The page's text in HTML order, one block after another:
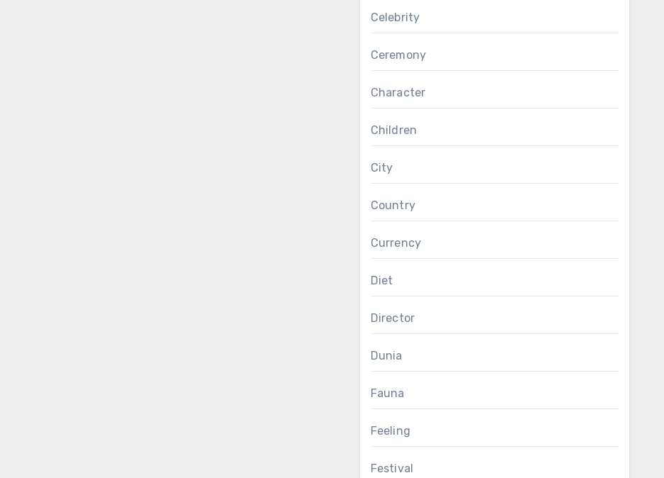
Celebrity
Ceremony
Character
Children
City
Country
Currency
Diet
Director
Dunia
Fauna
Feeling
Festival